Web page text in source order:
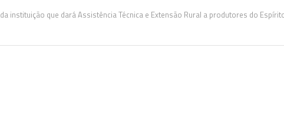
instituição que dará Assistência Técnica e Extensão Rural a produtores do